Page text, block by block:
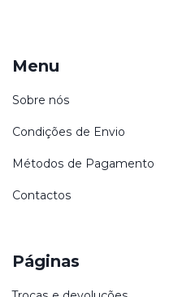
Menu
Sobre nós
Condições de Envio
Métodos de Pagamento
Contactos
Páginas